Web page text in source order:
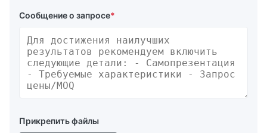
Сообщение о запросе*
Прикрепить файлы